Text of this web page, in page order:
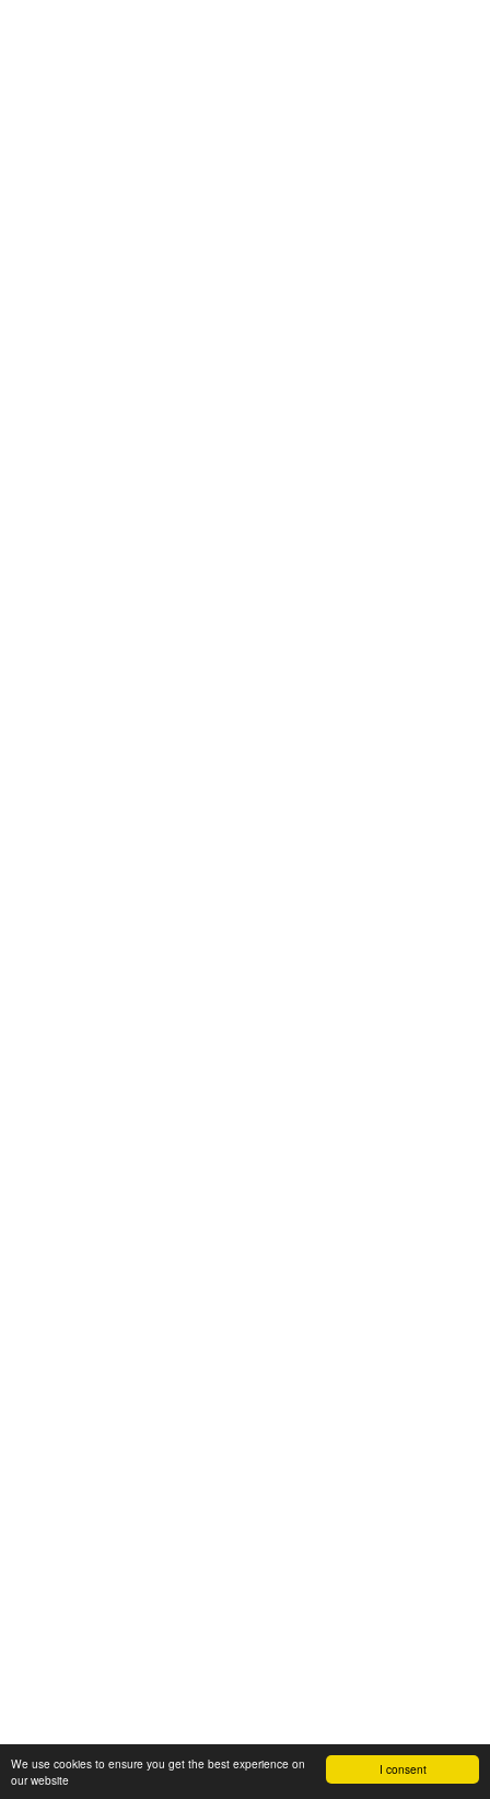
I consent
We use cookies to ensure you get the best experience on
our website